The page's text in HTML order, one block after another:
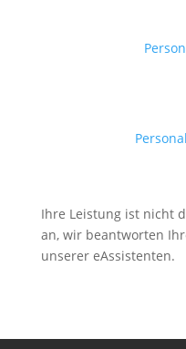
Ihre Leistung ist nicht
an, wir beantworten
unserer eAssistenten.